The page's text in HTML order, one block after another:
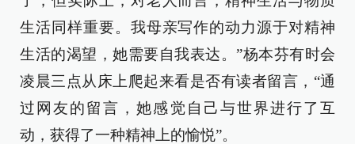
生活同样重要。我母亲写作的动力源于对精神
生活的渴望，她需要自我表达。”杨本芬有时会
凌晨三点从床上爬起来看是否有读者留言，“通
过网友的留言，她感觉自己与世界进行了互
动，获得了一种精神上的愉悦”。